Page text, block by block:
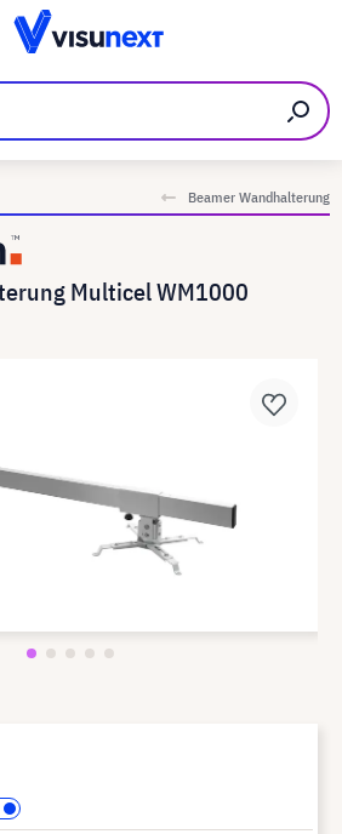
Beamer Wandhalterung
Multicel WM1000